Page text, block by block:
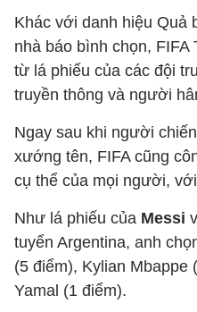
Khác với danh hiệu Quả
nhà báo bình chọn, FIFA
từ lá phiếu của các đội
truyền thông và người
Ngay sau khi người
xướng tên, FIFA cũng
cụ thể của mọi người,
Như lá phiếu của Messi
tuyển Argentina, anh
(5 điểm), Kylian Mbappe
Yamal (1 điểm).